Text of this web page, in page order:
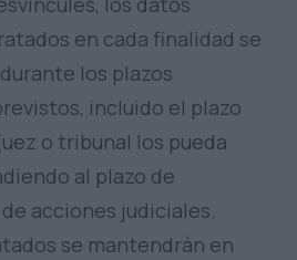
en cada finalidad se
los plazos
incluido el plazo
o tribunal los pueda
al plazo de
acciones judiciales.
se mantendrán en